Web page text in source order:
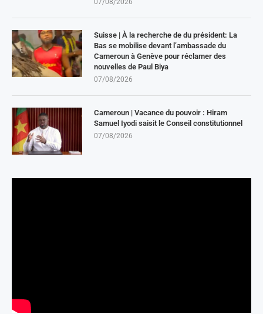
07/08/2026
Suisse | À la recherche de du président: La
Bas se mobilise devant l’ambassade du
Cameroun à Genève pour réclamer des
nouvelles de Paul Biya
07/08/2026
Cameroun | Vacance du pouvoir : Hiram
Samuel Iyodi saisit le Conseil constitutionnel
07/08/2026